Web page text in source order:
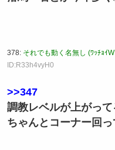
378: それでも動く名無し (ﾜｯﾁｮｲ
ID:R33h4vyH0
>>347
調教レベルが上がっ
ちゃんとコーナー回